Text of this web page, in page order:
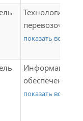
Итоговая
Технология
перевозочного
процесса (на
транспорте);
Практика по
показать все
обеспечение
перевозочного
показать все